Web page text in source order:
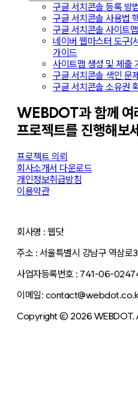
구글 서치콘솔 등록 방
구글 서치콘솔 사용법
구글 서치콘솔 사이트
네이버 웹마스터 도구(
가이드
사이트맵 생성 및 제출
구글 서치콘솔 색인 문
구글 서치콘솔 소유권
WEBDOT과 함께 여
프로젝트를 진행해보
프로젝트 의뢰
회사소개서 다운로드
개인정보취급방침
이용약관
회사명 : 웹닷
주소 : 서울특별시 강남구 역삼
사업자등록번호 : 741-06-
이메일:
Copyright © 2026 WEBDOT.